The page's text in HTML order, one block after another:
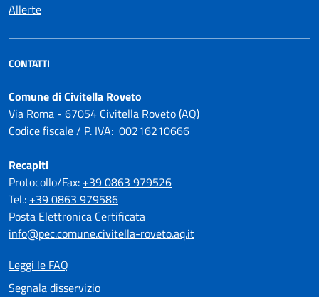
Allerte
CONTATTI
Comune di Civitella Roveto
Via Roma - 67054 Civitella Roveto (AQ)
Codice fiscale / P. IVA: 00216210666
Recapiti
Protocollo/Fax: +39 0863 979526
Tel.: +39 0863 979586
Posta Elettronica Certificata
info@pec.comune.civitella-roveto.aq.it
Leggi le FAQ
Segnala disservizio